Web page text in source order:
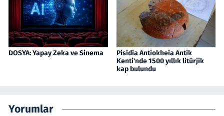
DOSYA: Yapay Zeka ve Sinema
Pisidia Antiokheia Antik
Kenti'nde 1500 yıllık litürjik
kap bulundu
Yorumlar